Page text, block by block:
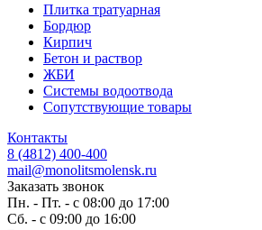
Плитка тратуарная
Бордюр
Кирпич
Бетон и раствор
ЖБИ
Системы водоотвода
Сопутствующие товары
Контакты
8 (4812) 400-400
mail@monolitsmolensk.ru
Заказать звонок
Пн. - Пт. - с 08:00 до 17:00
Сб. - с 09:00 до 16:00